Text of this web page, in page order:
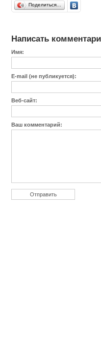
Поделиться…
Написать
Имя:
E-mail (не публикуется):
Веб-сайт:
Ваш комментарий: